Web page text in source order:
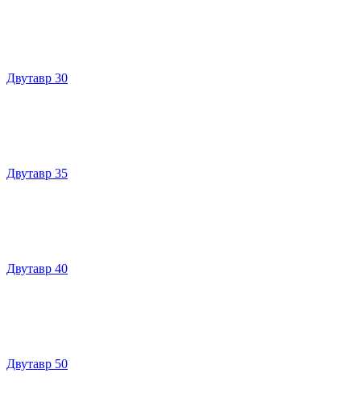
Двутавр 30
Двутавр 35
Двутавр 40
Двутавр 50